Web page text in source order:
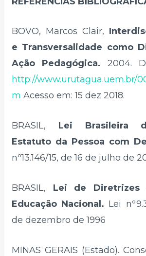
BOVO, Marcos Clair,
e Transversalidade como
Ação Pedagógica. 2004.
http://www.urutagua.uem.br/
m Acesso em: 15 dez 2018.
BRASIL, Lei Brasileira
Estatuto da Pessoa com
nº13.146/15, de 16 de julho de
BRASIL, Lei de Diretrizes
Educação Nacional. Lei
de dezembro de 1996
MINAS GERAIS (Estado).